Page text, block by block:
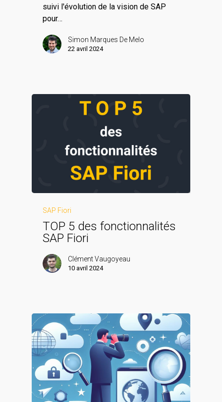
suivi l'évolution de la vision de SAP
pour…
Simon Marques De Melo
22 avril 2024
SAP Fiori
TOP 5 des fonctionnalités
SAP Fiori
Clément Vaugoyeau
10 avril 2024